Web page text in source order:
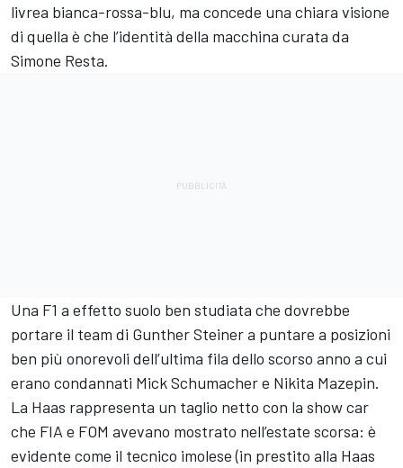
livrea bianca-rossa-blu, ma concede una chiara visione
di quella è che l’identità della macchina curata da
Simone Resta.
Una F1 a effetto suolo ben studiata che dovrebbe
portare il team di Gunther Steiner a puntare a posizioni
ben più onorevoli dell’ultima fila dello scorso anno a cui
erano condannati Mick Schumacher e Nikita Mazepin.
La Haas rappresenta un taglio netto con la show car
che FIA e FOM avevano mostrato nell’estate scorsa: è
evidente come il tecnico imolese (in prestito alla Haas